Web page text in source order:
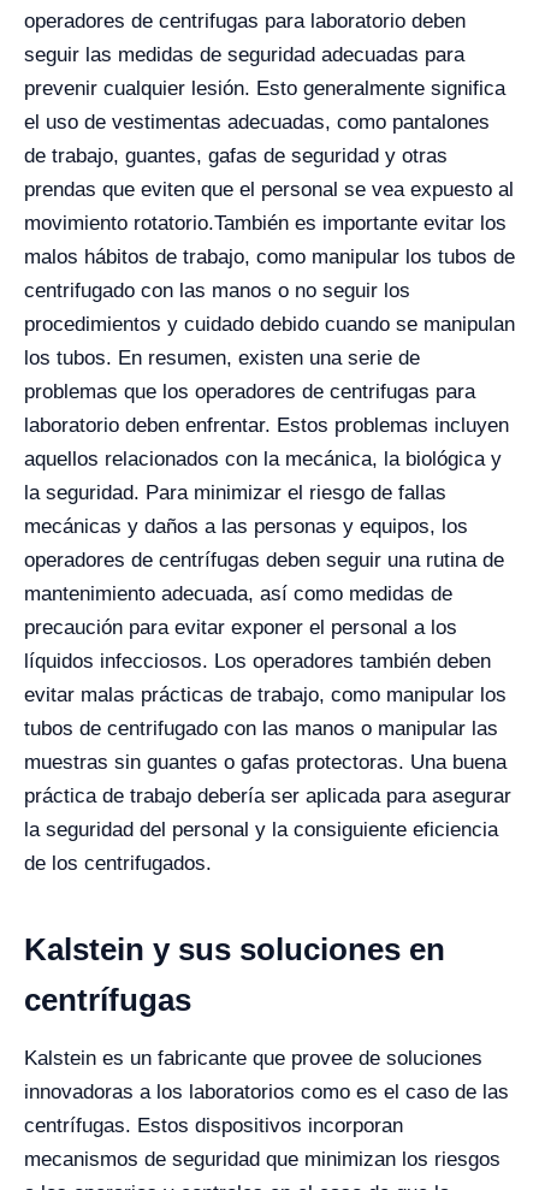
operadores de centrifugas para laboratorio deben
seguir las medidas de seguridad adecuadas para
prevenir cualquier lesión. Esto generalmente significa
el uso de vestimentas adecuadas, como pantalones
de trabajo, guantes, gafas de seguridad y otras
prendas que eviten que el personal se vea expuesto al
movimiento rotatorio.También es importante evitar los
malos hábitos de trabajo, como manipular los tubos de
centrifugado con las manos o no seguir los
procedimientos y cuidado debido cuando se manipulan
los tubos. En resumen, existen una serie de
problemas que los operadores de centrifugas para
laboratorio deben enfrentar. Estos problemas incluyen
aquellos relacionados con la mecánica, la biológica y
la seguridad. Para minimizar el riesgo de fallas
mecánicas y daños a las personas y equipos, los
operadores de centrífugas deben seguir una rutina de
mantenimiento adecuada, así como medidas de
precaución para evitar exponer el personal a los
líquidos infecciosos. Los operadores también deben
evitar malas prácticas de trabajo, como manipular los
tubos de centrifugado con las manos o manipular las
muestras sin guantes o gafas protectoras. Una buena
práctica de trabajo debería ser aplicada para asegurar
la seguridad del personal y la consiguiente eficiencia
de los centrifugados.
Kalstein y sus soluciones en
centrífugas
Kalstein es un fabricante que provee de soluciones
innovadoras a los laboratorios como es el caso de las
centrífugas. Estos dispositivos incorporan
mecanismos de seguridad que minimizan los riesgos